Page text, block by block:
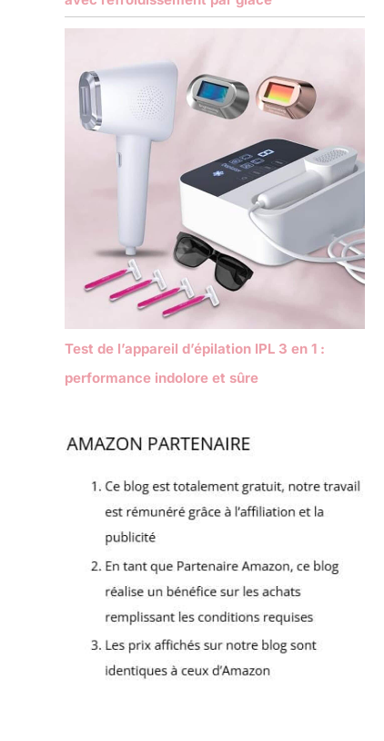
Test de l’appareil d’épilation IPL 3 en 1 :
performance indolore et sûre